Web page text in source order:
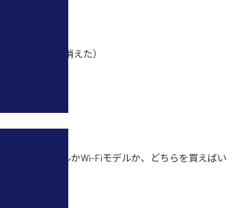
レメトリーが消えた）
）
ルラーモデルかWi-Fiモデルか、どちらを買えばい